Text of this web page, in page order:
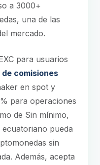
a 3000+
una de las
mercado.
para usuarios
comisiones
en spot y
para operaciones
de Sin mínimo,
pueda
sin
Además, acepta